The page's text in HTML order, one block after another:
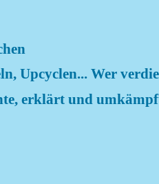
Upcyclen... Wer
erklärt und